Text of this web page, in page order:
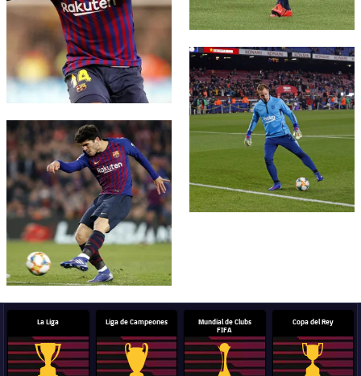
FC Barcelona club badge
FC Barcelona club badge
La Liga Liga de Campeones
Mundial de Clubs
FIFA
Copa del Rey